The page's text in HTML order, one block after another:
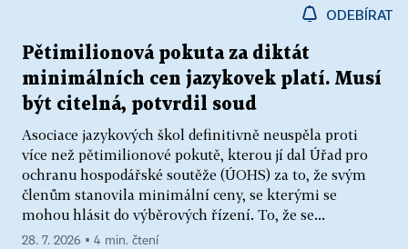
ODEBÍRAT
Pětimilionová pokuta za diktát
minimálních cen jazykovek platí. Musí
být citelná, potvrdil soud
Asociace jazykových škol definitivně neuspěla proti
více než pětimilionové pokutě, kterou jí dal Úřad pro
ochranu hospodářské soutěže (ÚOHS) za to, že svým
členům stanovila minimální ceny, se kterými se
mohou hlásit do výběrových řízení. To, že se...
28. 7. 2026 ▪ 4 min. čtení